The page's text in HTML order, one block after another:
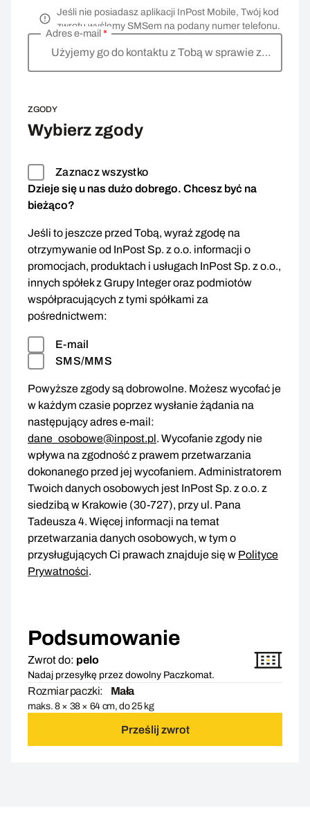
Jeśli nie posiadasz aplikacji InPost Mobile, Twój kod
zwrotu wyślemy SMSem na podany numer telefonu.
Użyjemy go do kontaktu z Tobą w sprawie zwrotu
Adres e-mail *
ZGODY
Wybierz zgody
Zaznacz wszystko
Dzieje się u nas dużo dobrego. Chcesz być na
bieżąco?
Jeśli to jeszcze przed Tobą, wyraź zgodę na
otrzymywanie od InPost Sp. z o.o. informacji o
promocjach, produktach i usługach InPost Sp. z o.o.,
innych spółek z Grupy Integer oraz podmiotów
współpracujących z tymi spółkami za
pośrednictwem:
E-mail
SMS/MMS
Powyższe zgody są dobrowolne. Możesz wycofać je
w każdym czasie poprzez wysłanie żądania na
następujący adres e-mail:
dane_osobowe@inpost.pl. Wycofanie zgody nie
wpływa na zgodność z prawem przetwarzania
dokonanego przed jej wycofaniem. Administratorem
Twoich danych osobowych jest InPost Sp. z o.o. z
siedzibą w Krakowie (30-727), przy ul. Pana
Tadeusza 4. Więcej informacji na temat
przetwarzania danych osobowych, w tym o
przysługujących Ci prawach znajduje się w Polityce
Prywatności.
Podsumowanie
Zwrot do: pelo
Nadaj przesyłkę przez dowolny Paczkomat.
Rozmiar paczki: Mała
maks. 8 × 38 × 64 cm, do 25 kg
Prześlij zwrot